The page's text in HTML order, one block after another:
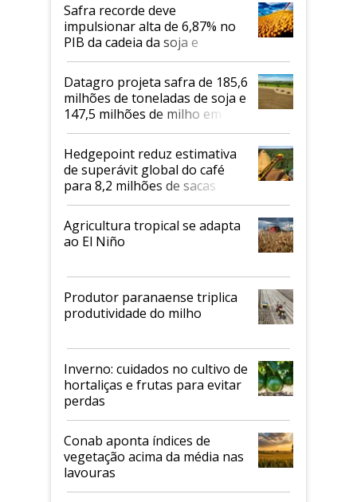
Safra recorde deve
impulsionar alta de 6,87% no
PIB da cadeia da soja e
biodiesel em 2026
Datagro projeta safra de 185,6
milhões de toneladas de soja e
147,5 milhões de milho em
2026/27
Hedgepoint reduz estimativa
de superávit global do café
para 8,2 milhões de sacas
Agricultura tropical se adapta
ao El Niño
Produtor paranaense triplica
produtividade do milho
Inverno: cuidados no cultivo de
hortaliças e frutas para evitar
perdas
Conab aponta índices de
vegetação acima da média nas
lavouras